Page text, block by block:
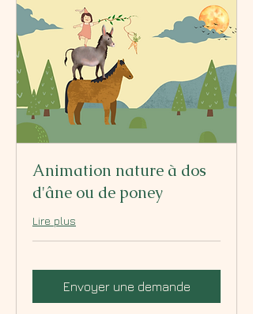
Animation nature à dos
d'âne ou de poney
Lire plus
Envoyer une demande